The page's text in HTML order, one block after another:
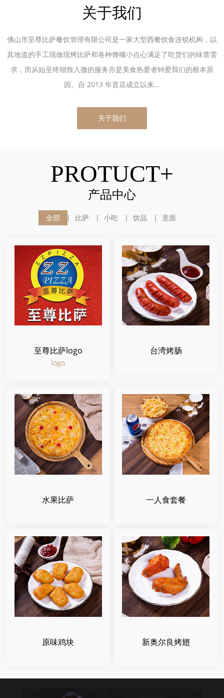
关于我们
佛山市至尊比萨餐饮管理有限公司是一家大型西餐饮食连锁机构，以
其地道的手工现做现烤比萨和各种馋嘴小点心满足了吃货们的味蕾需
求，而从始至终细致入微的服务亦是美食热爱者钟爱我们的根本原
因。自 2013 年首店成立以来...
关于我们
PROTUCT+
产品中心
全部 比萨 小吃 饮品 意面
至尊比萨logo
logo
台湾烤肠
水果比萨 一人食套餐
原味鸡块 新奥尔良烤翅